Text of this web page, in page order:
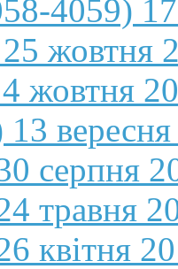
4059) 17
жовтня
жовтня
серпня
травня
квітня